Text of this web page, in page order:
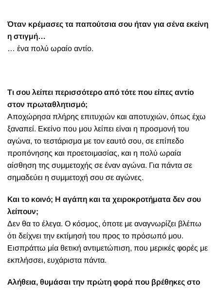
Όταν κρέμασες τα παπούτσια σου ήταν για σένα εκείνη
η στιγμή…
… ένα πολύ ωραίο αντίο.
Τι σου λείπει περισσότερο από τότε που είπες αντίο
στον πρωταθλητισμό;
Αποχώρησα πλήρης επιτυχιών και αποτυχιών, όπως έχω
ξαναπεί. Εκείνο που μου λείπει είναι η προσμονή του
αγώνα, το τεστάρισμα με τον εαυτό σου, σε επίπεδο
προπόνησης και προετοιμασίας, και η πολύ ωραία
αίσθηση της συμμετοχής σε έναν αγώνα. Για πάντα σε
σημαδεύει η συμμετοχή σου σε αγώνες.
Και το κοινό; Η αγάπη και τα χειροκροτήματα δεν σου
λείπουν;
Δεν θα το έλεγα. Ο κόσμος, όποτε με αναγνωρίζει βλέπω
ότι δείχνει την εκτίμησή του προς το πρόσωπό μου.
Εισπράττω μία θετική αντιμετώπιση, που μερικές φορές με
εκπλήσσει, ευχάριστα πάντα.
Αλήθεια, θυμάσαι την πρώτη φορά που βρέθηκες στο